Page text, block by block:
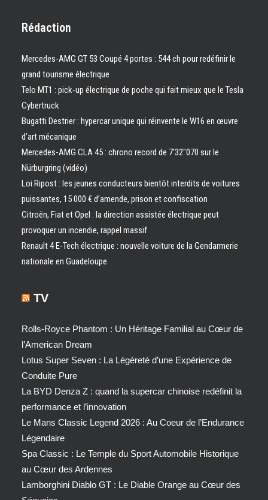
Rédaction
Mercedes-AMG GT 53 Coupé 4 portes : 544 ch pour redéfinir le
grand tourisme électrique
Telo MT1 : pick‑up électrique de poche qui fait mieux que le Tesla
Cybertruck
Bugatti Destrier : hypercar unique qui réinvente le W16 en œuvre
d’art mécanique
Mercedes-AMG CLA 45 : chrono record de 7’32″070 sur le
Nürburgring (vidéo)
Loi Ripost : les jeunes conducteurs bientôt interdits de voitures
puissantes, 15 000 € d’amende, prison et confiscation
Citroën, Fiat et Opel : la direction assistée électrique peut
provoquer un incendie, rappel massif
Renault 4 E-Tech électrique : nouvelle voiture de la Gendarmerie
nationale en Guadeloupe
TV
Rolls-Royce Phantom : Un Héritage Familial au Cœur de
l’American Dream
Lotus Super Seven : La Légèreté d’une Expérience de
Conduite Pure
La BYD Denza Z : quand la supercar chinoise redéfinit la
performance et l’innovation
Le Mans Classic Legend 2026 : Au Coeur de l’Endurance
Légendaire
Spa Classic : Le Temple du Sport Automobile Historique
au Cœur des Ardennes
Lamborghini Diablo GT : Le Diable Orange au Cœur des